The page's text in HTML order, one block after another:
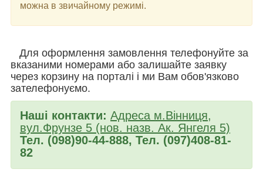
можна в звичайному режимі.
Для оформлення замовлення телефонуйте за
вказаними номерами або залишайте заявку
через корзину на порталі і ми Вам обов'язково
зателефонуємо.
Наші контакти: Адреса м.Вінниця,
вул.Фрунзе 5 (нов. назв. Ак. Янгеля 5)
Тел. (098)90-44-888, Тел. (097)408-81-
82